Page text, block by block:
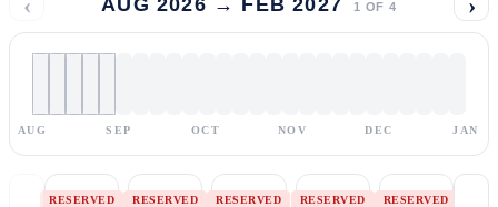
1 OF 4
AUG SEP OCT NOV DEC JAN
RESERVED RESERVED RESERVED RESERVED RESERVED